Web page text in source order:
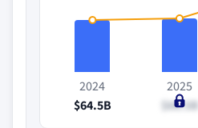
2024
$64.5B
2025
$66.5B